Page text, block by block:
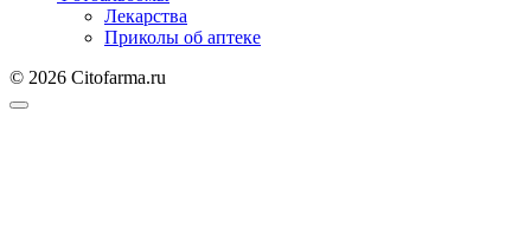
Лекарства
Приколы об аптеке
© 2026 Citofarma.ru